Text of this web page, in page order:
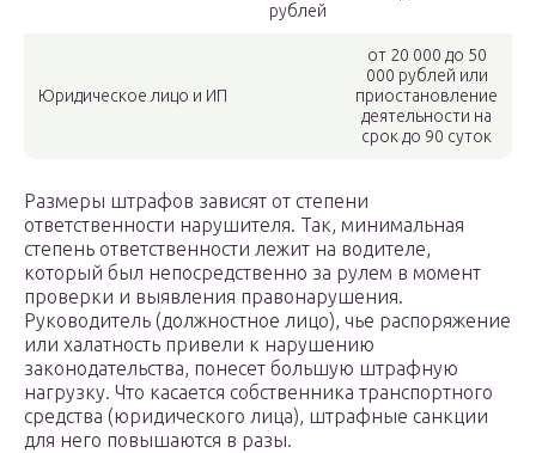
рублей
Юридическое лицо и ИП
от 20 000 до 50
000 рублей или
приостановление
деятельности на
срок до 90 суток
Размеры штрафов зависят от степени
ответственности нарушителя. Так, минимальная
степень ответственности лежит на водителе,
который был непосредственно за рулем в момент
проверки и выявления правонарушения.
Руководитель (должностное лицо), чье распоряжение
или халатность привели к нарушению
законодательства, понесет большую штрафную
нагрузку. Что касается собственника транспортного
средства (юридического лица), штрафные санкции
для него повышаются в разы.